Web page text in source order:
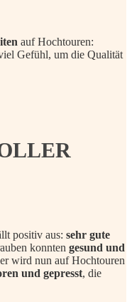
auf Hochtouren:
Gefühl, um die Qualität
positiv aus: sehr gute
konnten gesund und
wird nun auf Hochtouren
und gepresst, die